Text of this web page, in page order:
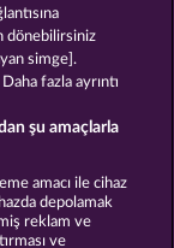
PHARAOS RICHES
programı
dönebilirsiniz
simge].
fazla ayrıntı
şu amaçlarla
amacı ile cihaz
depolamak
reklam ve
ve